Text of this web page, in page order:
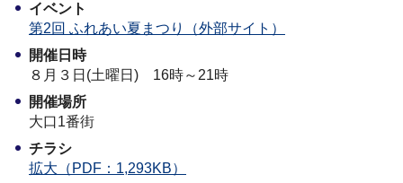
イベント
第2回 ふれあい夏まつり（外部サイト）
開催日時
８月３日(土曜日) 16時～21時
開催場所
大口1番街
チラシ
拡大（PDF：1,293KB）